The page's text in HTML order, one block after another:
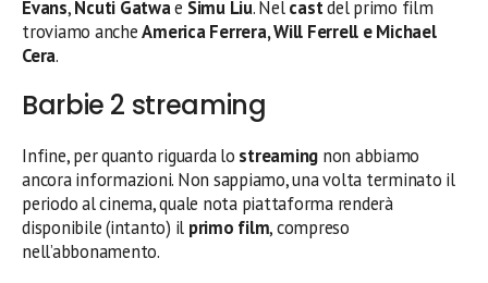
Evans,Ncuti Gatwae Simu Liu. Nelcastdel primo film
troviamo ancheAmerica Ferrera, Will Ferrell e Michael
Cera.
Barbie 2 streaming
Infine, per quanto riguarda lo streaming non abbiamo
ancora informazioni. Non sappiamo, una volta terminato il
periodo al cinema, quale nota piattaforma renderà
disponibile (intanto) il primo film, compreso
nell’abbonamento.